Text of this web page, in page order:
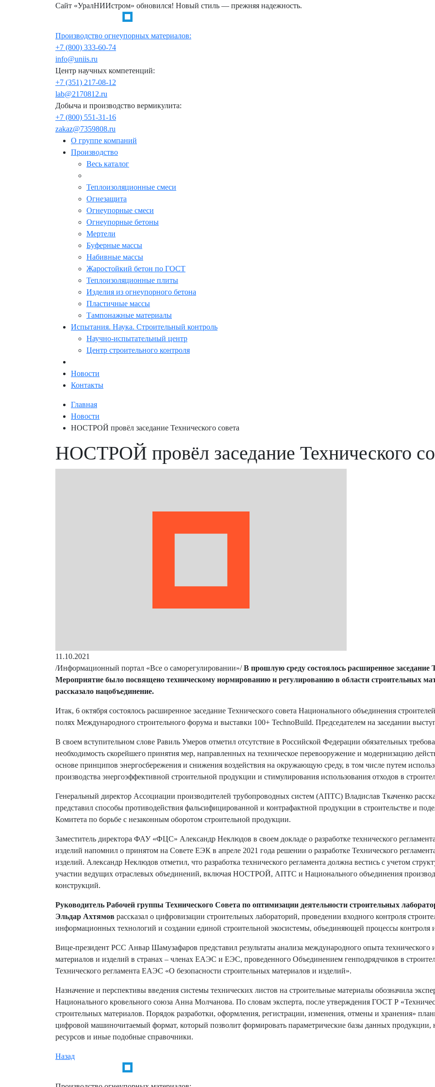
Сайт «УралНИИстром» обновился! Новый стиль — прежняя надежность.
Производство огнеупорных материалов:
+7 (800) 333-60-74
info@uniis.ru
Центр научных компетенций:
+7 (351) 217-08-12
lab@2170812.ru
Добыча и производство вермикулита:
+7 (800) 551-31-16
zakaz@7359808.ru
О группе компаний
Производство
Весь каталог
Теплоизоляционные смеси
Огнезащита
Огнеупорные смеси
Огнеупорные бетоны
Мертели
Буферные массы
Набивные массы
Жаростойкий бетон по ГОСТ
Теплоизоляционные плиты
Изделия из огнеупорного бетона
Пластичные массы
Тампонажные материалы
Испытания. Наука. Строительный контроль
Научно-испытательный центр
Центр строительного контроля
Новости
Контакты
Главная
Новости
НОСТРОЙ провёл заседание Технического совета
НОСТРОЙ провёл заседание Технического
11.10.2021
/Информационный портал «Все о саморегулировании»/В прошлую среду состоялось расширенное
Мероприятие было посвящено техническому нормированию и регулированию в области строительных
рассказало нацобъединение.
Итак, 6 октября состоялось расширенное заседание Технического совета Национального объединения
полях Международного строительного форума и выставки 100+ TechnoBuild. Председателем на заседании
В своем вступительном слове Равиль Умеров отметил отсутствие в Российской Федерации обязательных
необходимость скорейшего принятия мер, направленных на техническое перевооружение и модернизацию
основе принципов энергосбережения и снижения воздействия на окружающую среду, в том числе путем
производства энергоэффективной строительной продукции и стимулирования использования отходов в
Генеральный директор Ассоциации производителей трубопроводных систем (АПТС) Владислав Ткаченко
представил способы противодействия фальсифицированной и контрафактной продукции в строительстве и
Комитета по борьбе с незаконным оборотом строительной продукции.
Заместитель директора ФАУ «ФЦС» Александр Неклюдов в своем докладе о разработке технического
изделий напомнил о принятом на Совете ЕЭК в апреле 2021 года решении о разработке Технического
изделий. Александр Неклюдов отметил, что разработка технического регламента должна вестись с учетом
участии ведущих отраслевых объединений, включая НОСТРОЙ, АПТС и Национального объединения
конструкций.
Руководитель Рабочей группы Технического Совета по оптимизации деятельности строительных
Эльдар Ахтямов рассказал о цифровизации строительных лабораторий, проведении входного контроля
информационных технологий и создании единой строительной экосистемы, объединяющей процессы контроля
Вице-президент РСС Анвар Шамузафаров представил результаты анализа международного опыта технического
материалов и изделий в странах – членах ЕАЭС и ЕЭС, проведенного Объединением генподрядчиков в
Технического регламента ЕАЭС «О безопасности строительных материалов и изделий».
Назначение и перспективы введения системы технических листов на строительные материалы обозначила
Национального кровельного союза Анна Молчанова. По словам эксперта, после утверждения ГОСТ Р
строительных материалов. Порядок разработки, оформления, регистрации, изменения, отмены и хранения»
цифровой машиночитаемый формат, который позволит формировать параметрические базы данных продукции,
ресурсов и иные подобные справочники.
Назад